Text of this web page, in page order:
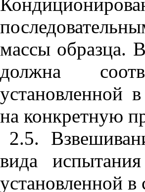
массы образца.
должна
установленной
на конкретную
2.5.
вида
установленной в